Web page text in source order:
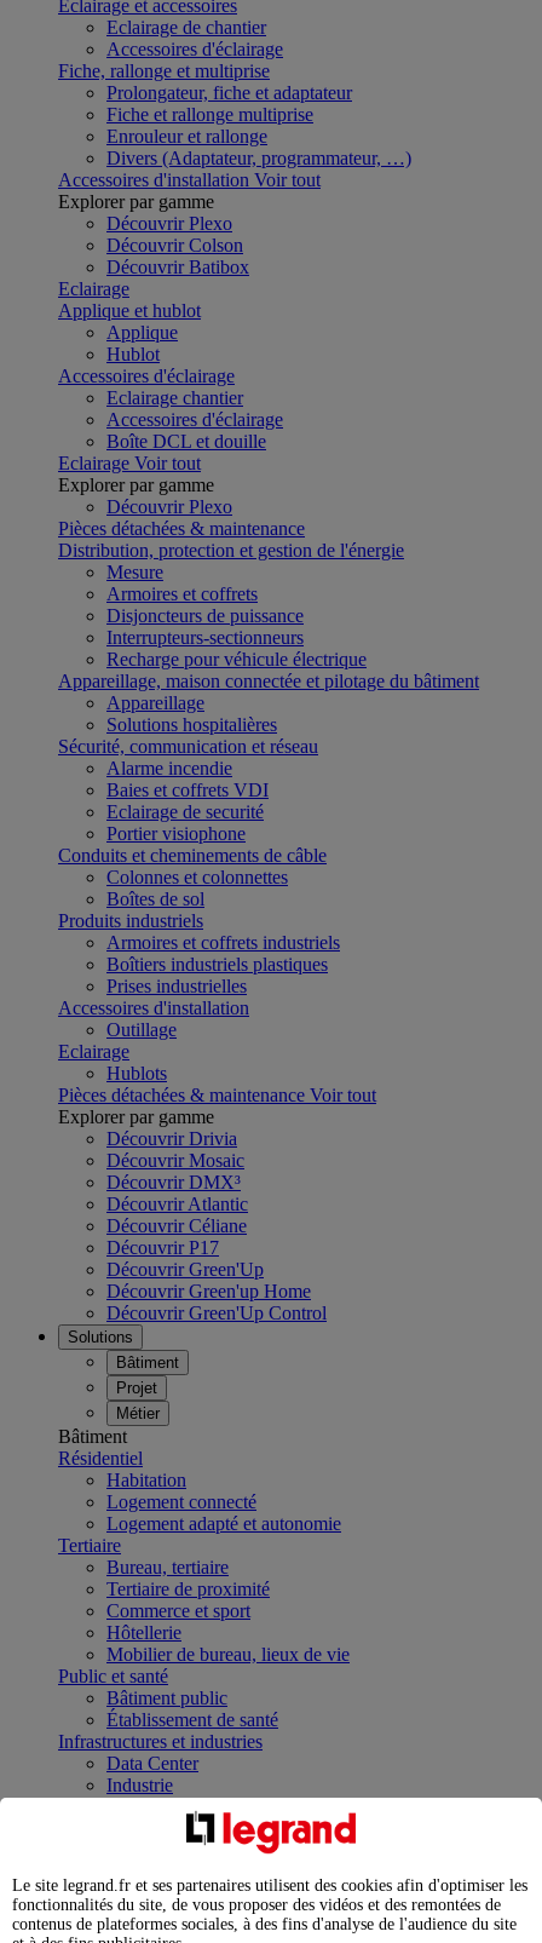
Eclairage et accessoires
Eclairage de chantier
Accessoires d'éclairage
Fiche, rallonge et multiprise
Prolongateur, fiche et adaptateur
Fiche et rallonge multiprise
Enrouleur et rallonge
Divers (Adaptateur, programmateur, …)
Accessoires d'installation Voir tout
Explorer par gamme
Découvrir Plexo
Découvrir Colson
Découvrir Batibox
Eclairage
Applique et hublot
Applique
Hublot
Accessoires d'éclairage
Eclairage chantier
Accessoires d'éclairage
Boîte DCL et douille
Eclairage Voir tout
Explorer par gamme
Découvrir Plexo
Pièces détachées & maintenance
Distribution, protection et gestion de l'énergie
Mesure
Armoires et coffrets
Disjoncteurs de puissance
Interrupteurs-sectionneurs
Recharge pour véhicule électrique
Appareillage, maison connectée et pilotage du bâtiment
Appareillage
Solutions hospitalières
Sécurité, communication et réseau
Alarme incendie
Baies et coffrets VDI
Eclairage de securité
Portier visiophone
Conduits et cheminements de câble
Colonnes et colonnettes
Boîtes de sol
Produits industriels
Armoires et coffrets industriels
Boîtiers industriels plastiques
Prises industrielles
Accessoires d'installation
Outillage
Eclairage
Hublots
Pièces détachées & maintenance Voir tout
Explorer par gamme
Découvrir Drivia
Découvrir Mosaic
Découvrir DMX³
Découvrir Atlantic
Découvrir Céliane
Découvrir P17
Découvrir Green'Up
Découvrir Green'up Home
Découvrir Green'Up Control
Solutions
Bâtiment
Projet
Métier
Bâtiment
Résidentiel
Habitation
Logement connecté
Logement adapté et autonomie
Tertiaire
Bureau, tertiaire
Tertiaire de proximité
Commerce et sport
Hôtellerie
Mobilier de bureau, lieux de vie
Public et santé
Bâtiment public
Établissement de santé
Infrastructures et industries
Data Center
Industrie
Infrastructures
Contrôler et planifier le fonctionnement des appareils
Répartir et optimiser son tableau électrique
Legrand Data Center Solutions : concentrer les
expertises au service de vos performances
Le site legrand.fr et ses partenaires utilisent des cookies afin d'optimiser les
fonctionnalités du site, de vous proposer des vidéos et des remontées de
contenus de plateformes sociales, à des fins d'analyse de l'audience du site